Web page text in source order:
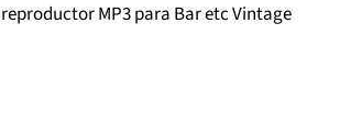
MP3 para Bar etc Vintage